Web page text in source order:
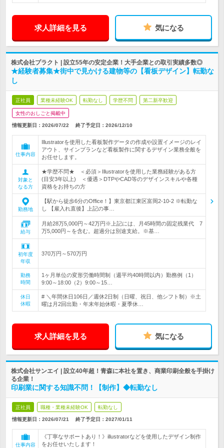
求人詳細を見る 気になる
株式会社プラクト | 設立55年の安定企業！大手企業との取引実績多数◎
★経験者募集★街中で見かける建物等の【看板デザイン】転勤な
し
正社員 業種未経験OK 転勤なし 学歴不問 第二新卒歓迎
女性のおしごと掲載中
情報更新日：2026/07/22 終了予定日： 2026/12/10
仕事内容
Illustratorを使用した看板製作データの作成や設置イメージのレイ
アウト、サインプランなど看板製作に関するデザイン業務全般を
お任せします。
対象と
なる方
★学歴不問★ ＜必須＞Illustratorを使用した業務経験がある方
(目安3年以上) ＜優遇＞DTPやCAD等のデザインスキルや各種
資格をお持ちの方
勤務地
【駅から徒歩6分のOffice！】東京都江東区富岡2-10-2 ※転勤な
し 【雇入れ直後】上記の事…
給与
月給28万5,000円～42万円※上記には、月45時間の固定残業代 7
万5,000円～を含む。超過分は別途支給。※基…
初年度
年収
370万円～570万円
勤務
時間
1ヶ月単位の変形労働時間制（週平均40時間以内）勤務例（1）
9:00～18:00（2）9:00～15…
休日
休暇
# ＼年間休日106日／週休2日制（日曜、祝日、他シフト制）※土
曜は月2回出勤・年末年始休暇・夏季休…
求人詳細を見る 気になる
株式会社サンエイ | 設立40年超！青森に本社を置き、商業印刷全般を手掛け
る企業！
印刷業に関する知識不問！【制作】◆転勤なし
正社員 職種・業種未経験OK 転勤なし
情報更新日：2026/07/21 終了予定日： 2027/01/11
仕事内容
《丁寧なサポートあり！》illustratorなどを使用したデザイン制作
をお任せいたします！